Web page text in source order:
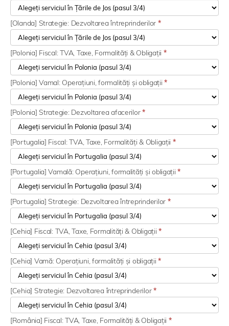
[Olanda] Strategie: Dezvoltarea întreprinderilor *
[Polonia] Fiscal: TVA, Taxe, Formalități & Obligații *
[Polonia] Vamal: Operațiuni, formalități și obligații*
[Polonia] Strategie: Dezvoltarea afacerilor*
[Portugalia] Fiscal: TVA, Taxe, Formalități & Obligații *
[Portugalia] Vamală: Operațiuni, formalități și obligații*
[Portugalia] Strategie: Dezvoltarea întreprinderilor *
[Cehia] Fiscal: TVA, Taxe, Formalități & Obligații*
[Cehia] Vamă: Operațiuni, formalități și obligații*
[Cehia] Strategie: Dezvoltarea întreprinderilor*
[România] Fiscal: TVA, Taxe, Formalități & Obligații *